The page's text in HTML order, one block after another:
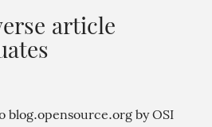
article
blog.opensource.org by OSI